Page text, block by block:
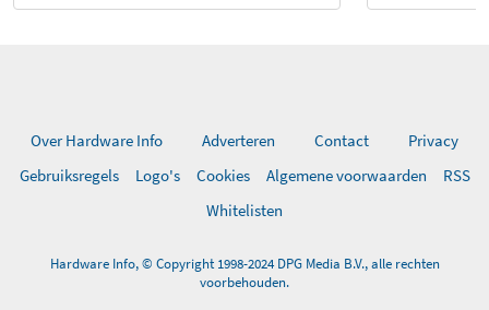
Over Hardware Info Adverteren Contact
Privacy
Gebruiksregels
Logo's Cookies Algemene voorwaarden
RSS
Whitelisten
Hardware Info, © Copyright 1998-2024 DPG Media B.V., alle rechten
voorbehouden.